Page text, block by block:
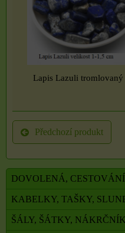
Lapis Lazuli tromlovaný
Předchozí produkt
DOVOLENÁ,
KABELKY, TAŠKY,
ŠÁLY, ŠÁTKY,